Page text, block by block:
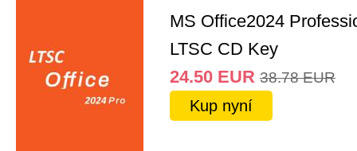
MS Office2024
LTSC CD Key
24.50 EUR 38.78 EUR
Kup nyní